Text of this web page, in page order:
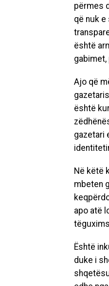
përmes
që nuk
është
Ajo që
është
gazetari
Në këtë
mbeten
apo atë
të
Është
duke i